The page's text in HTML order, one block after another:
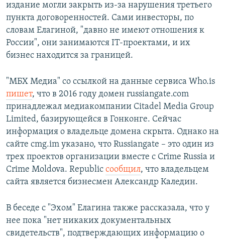
издание могли закрыть из-за нарушения третьего
пункта договоренностей. Сами инвесторы, по
словам Елагиной, "давно не имеют отношения к
России", они занимаются IT-проектами, и их
бизнес находится за границей.
​"МБХ Медиа" со ссылкой на данные сервиса Who.is
пишет, что в 2016 году домен russiangate.com
принадлежал медиакомпании Citadel Media Group
Limited, базирующейся в Гонконге. Сейчас
информация о владельце домена скрыта. Однако на
сайте cmg.im указано, что Russiangate – это один из
трех проектов организации вместе с Crime Russia и
Crime Moldova. Republic сообщил, что владельцем
сайта является бизнесмен Александр Каледин.
В беседе с "Эхом" Елагина также рассказала, что у
нее пока "нет никаких документальных
свидетельств", подтверждающих информацию о